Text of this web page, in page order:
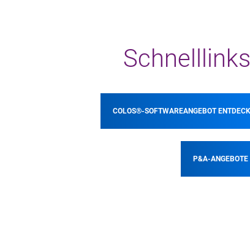
COLOS®-SOFTWAREANGEBOT
P&A-ANGEBOTE